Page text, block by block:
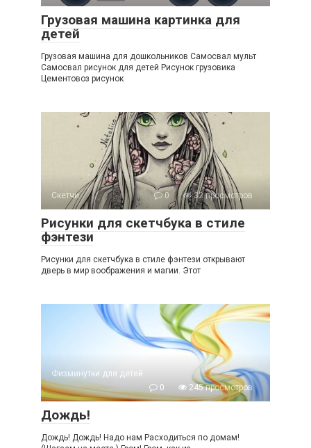
Грузовая машина картинка для
детей
Грузовая машина для дошкольников Самосвал мульт
Самосвал рисунок для детей Рисунок грузовика
Цементовоз рисунок
Скетчи 0 32 просмотров
Рисунки для скетчбука в стиле
фэнтези
Рисунки для скетчбука в стиле фэнтези открывают
дверь в мир воображения и магии. Этот
Физминутки для детей
0
245 просмотров
Дождь!
Дождь! Дождь! Надо нам Расходиться по домам!